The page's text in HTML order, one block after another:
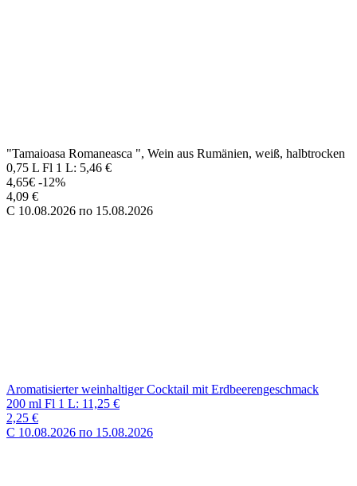
Aromatisierter weinhaltiger Cocktail mit Erdbeerengeschmack
200 ml Fl 1 L: 11,25 €
2,25 €
C 10.08.2026 по 15.08.2026
Aromatisierter weinhaltiger Cocktail mit Pfirsichgeschmack
200 ml Fl 1 L: 11,25 €
2,25 €
C 10.08.2026 по 15.08.2026